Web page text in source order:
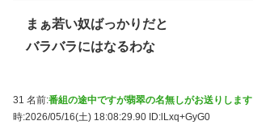
まぁ若い奴ばっかりだと
バラバラにはなるわな
31 名前:番組の途中ですが翡翠の名無しがお送りします
時:2026/05/16(土) 18:08:29.90 ID:lLxq+GyG0